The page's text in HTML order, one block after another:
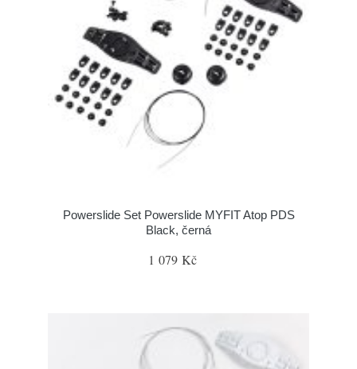
Powerslide Set Powerslide MYFIT Atop PDS
Black, černá
1 079 Kč